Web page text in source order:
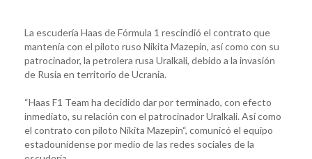
La escudería Haas de Fórmula 1 rescindió el contrato que
mantenía con el piloto ruso Nikita Mazepin, así como con su
patrocinador, la petrolera rusa Uralkali, debido a la invasión
de Rusia en territorio de Ucrania.
“Haas F1 Team ha decidido dar por terminado, con efecto
inmediato, su relación con el patrocinador Uralkali. Así como
el contrato con piloto Nikita Mazepin“, comunicó el equipo
estadounidense por medio de las redes sociales de la